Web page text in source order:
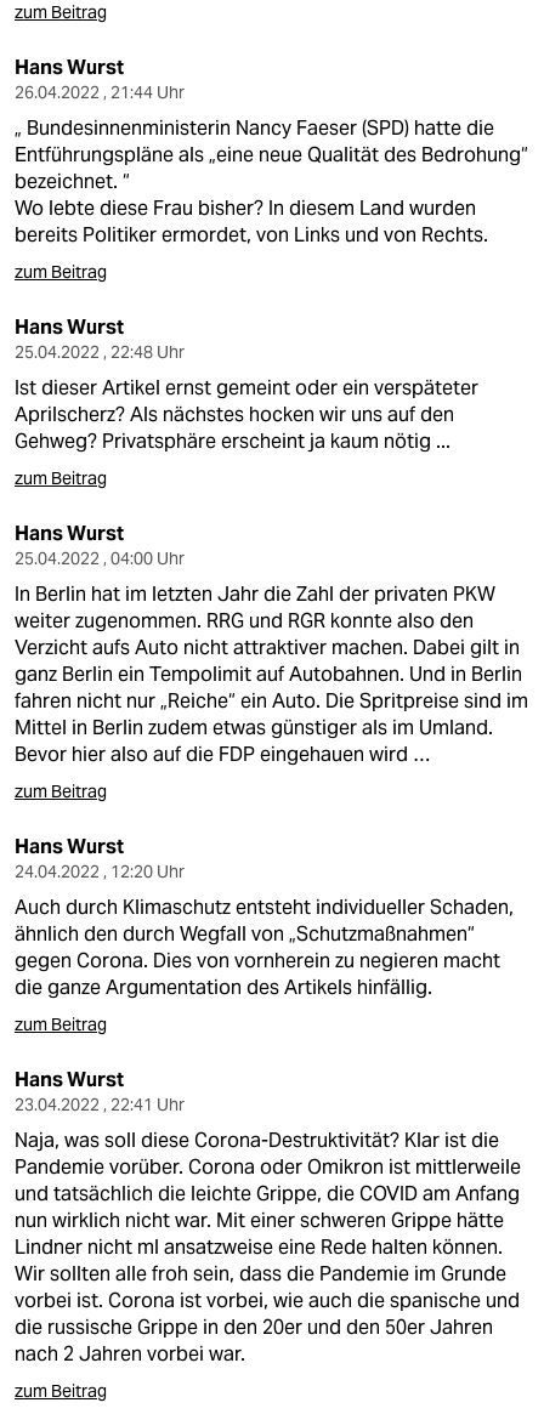
zum Beitrag
Hans Wurst
26.04.2022 , 21:44 Uhr
„ Bundesinnenministerin Nancy Faeser (SPD) hatte die
Entführungspläne als „eine neue Qualität des Bedrohung“
bezeichnet. “
Wo lebte diese Frau bisher? In diesem Land wurden
bereits Politiker ermordet, von Links und von Rechts.
zum Beitrag
Hans Wurst
25.04.2022 , 22:48 Uhr
Ist dieser Artikel ernst gemeint oder ein verspäteter
Aprilscherz? Als nächstes hocken wir uns auf den
Gehweg? Privatsphäre erscheint ja kaum nötig ...
zum Beitrag
Hans Wurst
25.04.2022 , 04:00 Uhr
In Berlin hat im letzten Jahr die Zahl der privaten PKW
weiter zugenommen. RRG und RGR konnte also den
Verzicht aufs Auto nicht attraktiver machen. Dabei gilt in
ganz Berlin ein Tempolimit auf Autobahnen. Und in Berlin
fahren nicht nur „Reiche“ ein Auto. Die Spritpreise sind im
Mittel in Berlin zudem etwas günstiger als im Umland.
Bevor hier also auf die FDP eingehauen wird …
zum Beitrag
Hans Wurst
24.04.2022 , 12:20 Uhr
Auch durch Klimaschutz entsteht individueller Schaden,
ähnlich den durch Wegfall von „Schutzmaßnahmen“
gegen Corona. Dies von vornherein zu negieren macht
die ganze Argumentation des Artikels hinfällig.
zum Beitrag
Hans Wurst
23.04.2022 , 22:41 Uhr
Naja, was soll diese Corona-Destruktivität? Klar ist die
Pandemie vorüber. Corona oder Omikron ist mittlerweile
und tatsächlich die leichte Grippe, die COVID am Anfang
nun wirklich nicht war. Mit einer schweren Grippe hätte
Lindner nicht ml ansatzweise eine Rede halten können.
Wir sollten alle froh sein, dass die Pandemie im Grunde
vorbei ist. Corona ist vorbei, wie auch die spanische und
die russische Grippe in den 20er und den 50er Jahren
nach 2 Jahren vorbei war.
zum Beitrag